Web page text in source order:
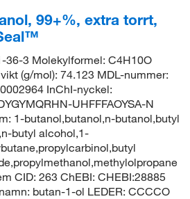
99+%, extra torrt,
36-3 Molekylformel: C4H10O
(g/mol): 74.123 MDL-nummer:
InChI-nyckel:
UHFFFAOYSA-N
1-butanol,butanol,n-butanol,butyl
butyl alcohol,1-
CID: 263 ChEBI: CHEBI:28885
butan-1-ol LEDER: CCCCO